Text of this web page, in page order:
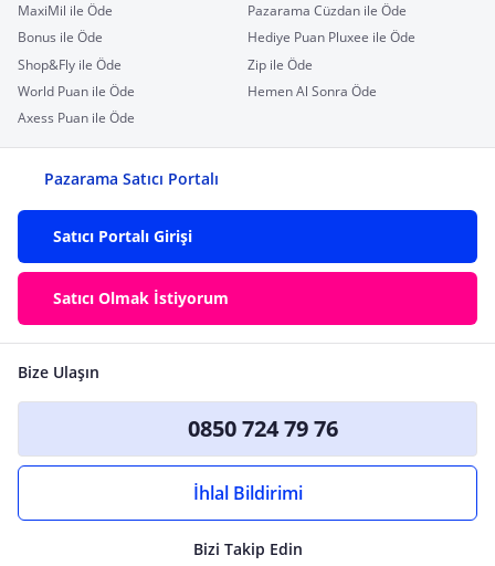
MaxiMil ile Öde
Pazarama Cüzdan ile Öde
Bonus ile Öde
Hediye Puan Pluxee ile Öde
Shop&Fly ile Öde
Zip ile Öde
World Puan ile Öde
Hemen Al Sonra Öde
Axess Puan ile Öde
Pazarama Satıcı Portalı
Satıcı Portalı Girişi
Satıcı Olmak İstiyorum
Bize Ulaşın
0850 724 79 76
İhlal Bildirimi
Bizi Takip Edin